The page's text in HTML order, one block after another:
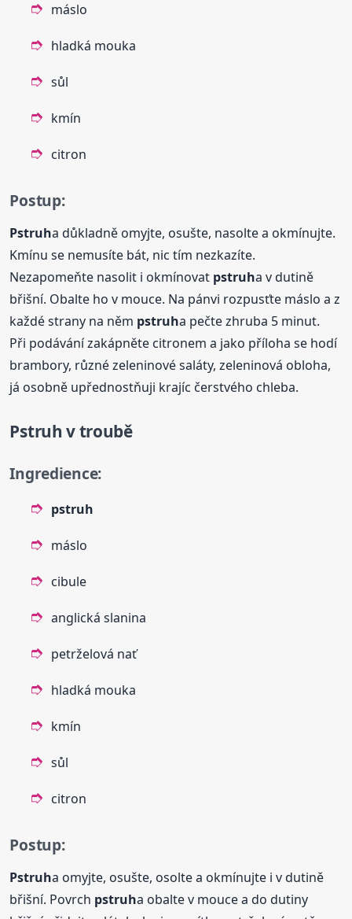
máslo
hladká mouka
sůl
kmín
citron
Postup:
Pstruha důkladně omyjte, osušte, nasolte a okmínujte.
Kmínu se nemusíte bát, nic tím nezkazíte.
Nezapomeňte nasolit i okmínovat pstruha v dutině
břišní. Obalte ho v mouce. Na pánvi rozpusťte máslo a z
každé strany na něm pstruha pečte zhruba 5 minut.
Při podávání zakápněte citronem a jako příloha se hodí
brambory, různé zeleninové saláty, zeleninová obloha,
já osobně upřednostňuji krajíc čerstvého chleba.
Pstruh v troubě
Ingredience:
pstruh
máslo
cibule
anglická slanina
petrželová nať
hladká mouka
kmín
sůl
citron
Postup:
Pstruha omyjte, osušte, osolte a okmínujte i v dutině
břišní. Povrch pstruha obalte v mouce a do dutiny